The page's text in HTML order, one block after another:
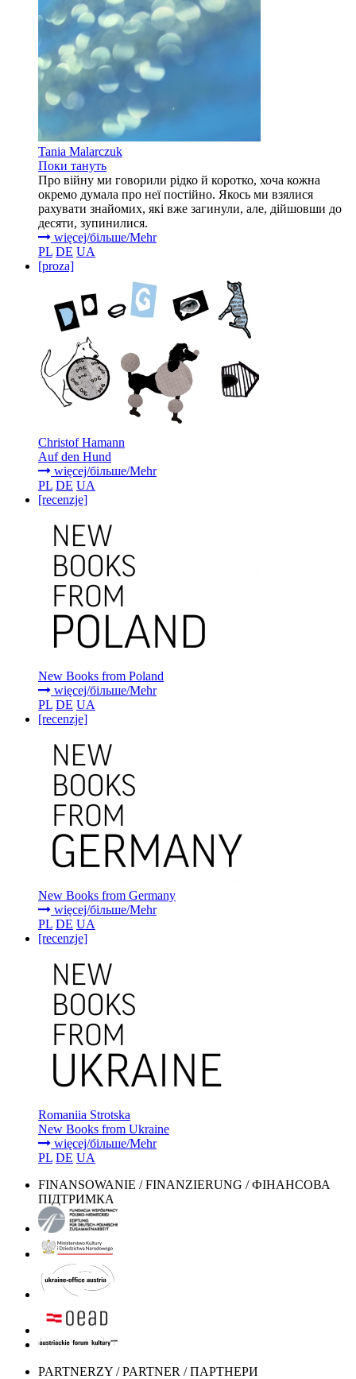
Tania Malarczuk
Поки тануть
Про війну ми говорили рідко й коротко, хоча кожна
окремо думала про неї постійно. Якось ми взялися
рахувати знайомих, які вже загинули, але, дійшовши до
десяти, зупинилися.
więcej/більше/Mehr
PL DE UA
[proza]
Christof Hamann
Auf den Hund
więcej/більше/Mehr
PL DE UA
[recenzje]
New Books from Poland
więcej/більше/Mehr
PL DE UA
[recenzje]
New Books from Germany
więcej/більше/Mehr
PL DE UA
[recenzje]
Romaniia Strotska
New Books from Ukraine
więcej/більше/Mehr
PL DE UA
FINANSOWANIE / FINANZIERUNG / ФІНАНСОВА
ПІДТРИМКА
PARTNERZY / PARTNER / ПАРТНЕРИ